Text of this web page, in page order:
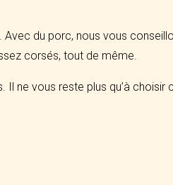
du porc, nous vous
corsés, tout de même.
ne vous reste plus qu’à